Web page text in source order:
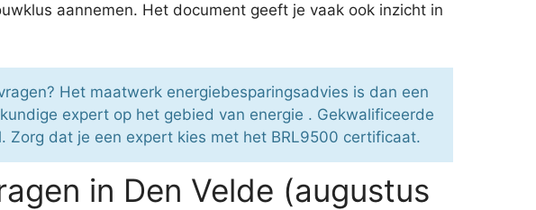
aannemen. Het document geeft je vaak ook inzicht in
Het maatwerk energiebesparingsadvies is dan een
expert op het gebied van energie . Gekwalificeerde
dat je een expert kies met het BRL9500 certificaat.
in Den Velde (augustus